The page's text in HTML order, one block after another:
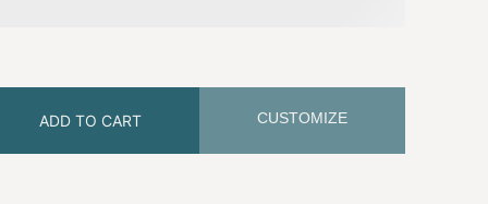
ADD TO CART CUSTOMIZE